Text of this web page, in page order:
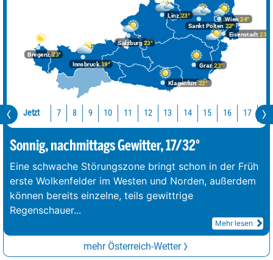
Bregenz23°
Graz23°
Innsbruck19°
Klagenfurt 22°
Linz23°
Salzburg23°
Wien 24°
Eisenstadt 23°
Sankt Pölten 22°
Jetzt 7 8 9 10 11 12 13 14 15 16 17 18
Sonnig, nachmittags Gewitter, 17/32°
Eine schwache Störungszone bringt schon in der Früh
erste Wolkenfelder im Westen und Norden, außerdem
können bereits einzelne, teils gewittrige
Regenschauer...
Mehr lesen
mehr Österreich-Wetter